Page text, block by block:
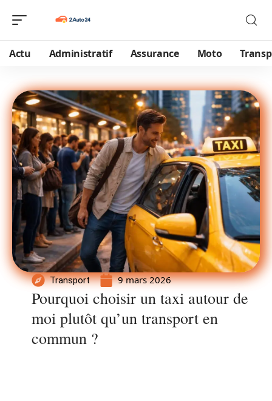
Actu Administratif Assurance Moto
Transport 9 mars 2026
Pourquoi choisir un taxi autour de
moi plutôt qu’un transport en
commun ?